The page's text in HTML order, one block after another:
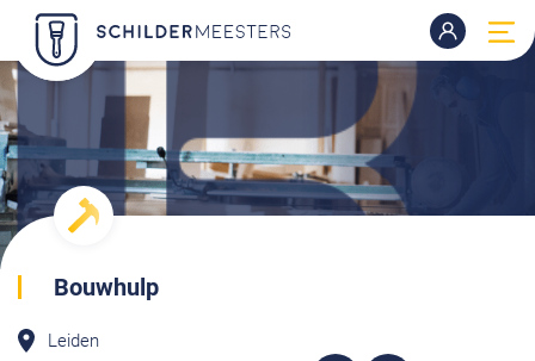
Bouwhulp
Leiden